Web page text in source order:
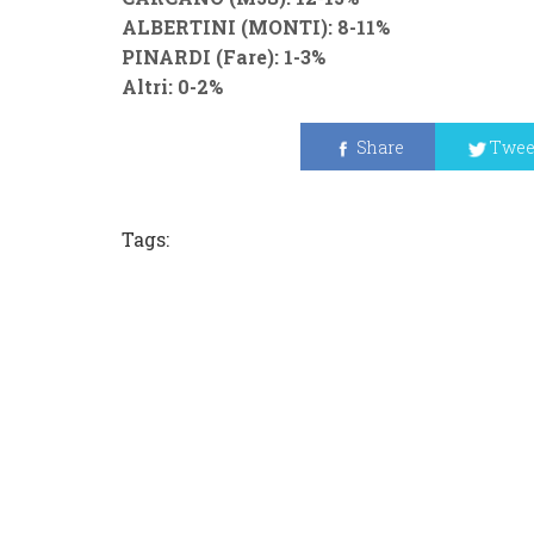
ALBERTINI (MONTI): 8-11%
PINARDI (Fare): 1-3%
Altri: 0-2%
Share
Tags: